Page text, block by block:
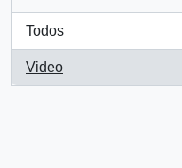
Todos
Video
, 1 resultados